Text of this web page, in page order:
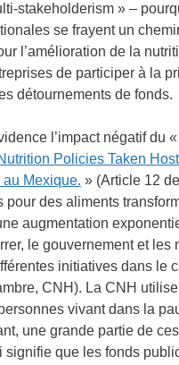
stakeholderism » –
se frayent un
l’amélioration de la
de participer à la
détournements de fonds.
l’impact négatif du
Policies Taken
au Mexique. » (Article 12
pour des aliments
augmentation
le gouvernement et les
initiatives dans le
CNH). La CNH
vivant dans la
une grande partie de
que les fonds